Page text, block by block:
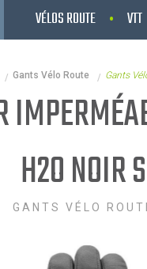
VÉLOS ROUTE VTT
Gants Vélo Route Gants
H2O NOIR S
GANTS VÉLO